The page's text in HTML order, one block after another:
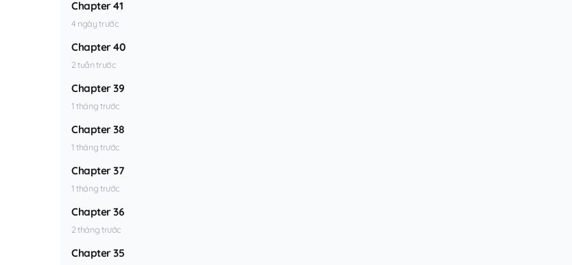
Chapter 41
4 ngày trước
Chapter 40
2 tuần trước
Chapter 39
1 tháng trước
Chapter 38
1 tháng trước
Chapter 37
1 tháng trước
Chapter 36
2 tháng trước
Chapter 35